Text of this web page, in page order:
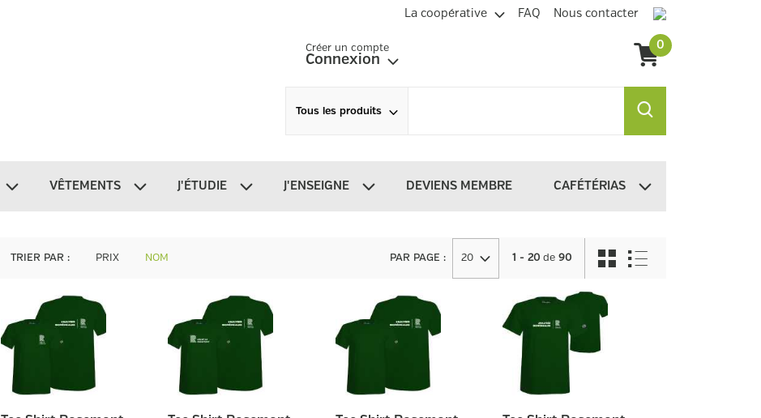
La coopérative FAQ Nous contacter
Créer un compte
Connexion
0
Tous les produits
VÊTEMENTS J'ÉTUDIE J'ENSEIGNE DEVIENS MEMBRE CAFÉTÉRIAS
TRIER PAR : PRIX NOM PAR PAGE : 20 1 - 20 de 90